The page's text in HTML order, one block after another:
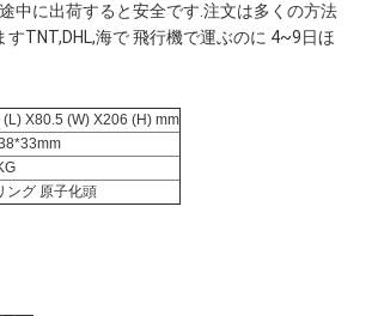
中に出荷すると安全です.注文は多くの方法
すTNT,DHL,海で 飛行機で運ぶのに 4~9日ほ
(L) X80.5 (W) X206 (H) mm
ング 原子化頭